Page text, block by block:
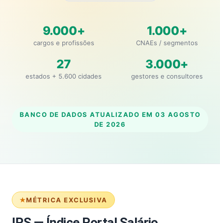
9.000+
cargos e profissões
1.000+
CNAEs / segmentos
27
estados + 5.600 cidades
3.000+
gestores e consultores
BANCO DE DADOS ATUALIZADO EM 03 AGOSTO
DE 2026
MÉTRICA EXCLUSIVA